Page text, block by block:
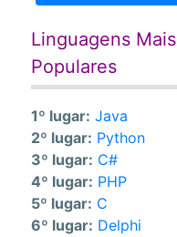
Linguagens Mais
Populares
1º lugar: Java
2º lugar: Python
3º lugar: C#
4º lugar: PHP
5º lugar: C
6º lugar: Delphi